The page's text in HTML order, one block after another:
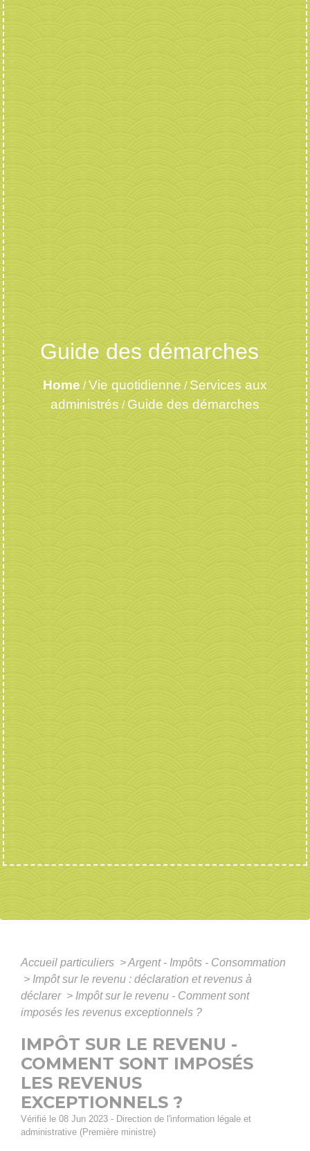
Guide des démarches
Home /Vie quotidienne / Services aux
administrés / Guide des démarches
Accueil particuliers >Argent - Impôts - Consommation
> Impôt sur le revenu : déclaration et revenus à
déclarer > Impôt sur le revenu - Comment sont
imposés les revenus exceptionnels ?
IMPÔT SUR LE REVENU -
COMMENT SONT IMPOSÉS
LES REVENUS
EXCEPTIONNELS ?
Vérifié le 08 Jun 2023 - Direction de l'information légale et
administrative (Première ministre)